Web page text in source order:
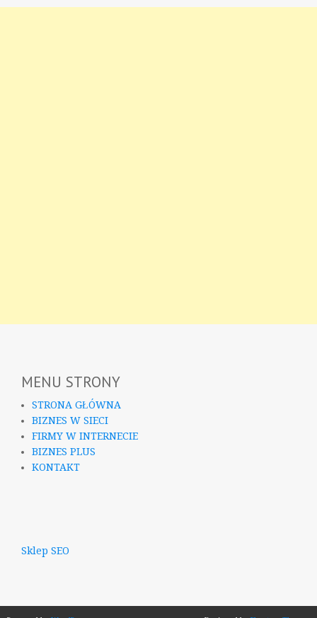
MENU STRONY
STRONA GŁÓWNA
BIZNES W SIECI
FIRMY W INTERNECIE
BIZNES PLUS
KONTAKT
Sklep SEO